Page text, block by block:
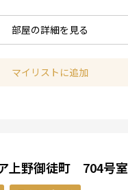
部屋の詳細を見る
マイリストに追加
上野御徒町 704号室